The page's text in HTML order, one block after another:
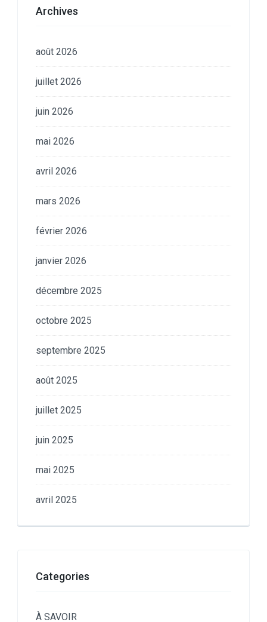
Archives
août 2026
juillet 2026
juin 2026
mai 2026
avril 2026
mars 2026
février 2026
janvier 2026
décembre 2025
octobre 2025
septembre 2025
août 2025
juillet 2025
juin 2025
mai 2025
avril 2025
Categories
À SAVOIR